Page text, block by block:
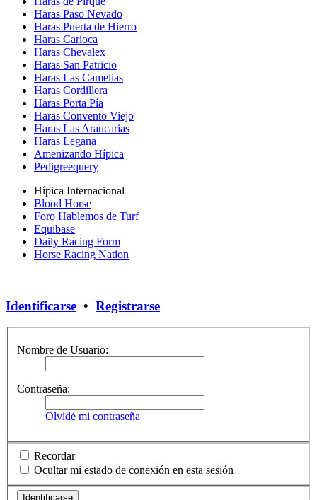
Haras Paso Nevado
Haras Puerta de Hierro
Haras Carioca
Haras Chevalex
Haras San Patricio
Haras Las Camelias
Haras Cordillera
Haras Porta Pía
Haras Convento Viejo
Haras Las Araucarias
Haras Legana
Amenizando Hípica
Pedigreequery
Hípica Internacional
Blood Horse
Foro Hablemos de Turf
Equibase
Daily Racing Form
Horse Racing Nation
Identificarse • Registrarse
Nombre de Usuario:
Contraseña:
Olvidé mi contraseña
Recordar
Ocultar mi estado de conexión en esta sesión